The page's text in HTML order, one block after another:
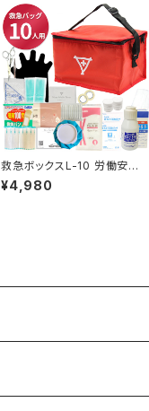
救急ボックスL-10 労働安全
衛生規則対応 目安10人程度
ボックス型ショルダーバッグ
¥4,980